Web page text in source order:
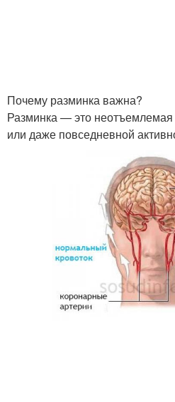
Почему разминка важна?
Разминка — это неотъемлемая
или даже повседневной